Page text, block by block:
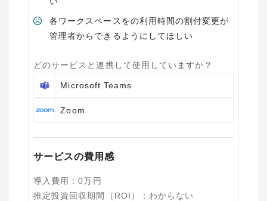
各ワークスペースをの利用時間の割付変更が
管理者からできるようにしてほしい
どのサービスと連携して使用していますか？
Microsoft Teams
Zoom
サービスの費用感
導入費用 ：0万円
推定投資回収期間（ROI）
： わからない